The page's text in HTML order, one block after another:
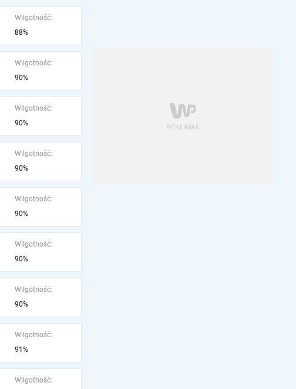
Wilgotność:
88%
Wilgotność:
90%
Wilgotność:
90%
Wilgotność:
90%
Wilgotność:
90%
Wilgotność:
90%
Wilgotność:
90%
Wilgotność:
91%
Wilgotność: